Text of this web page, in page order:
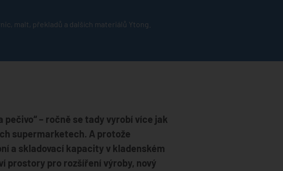
malt, překladů a dalších materiálů Ytong.
pečivo“ – ročně se tady vyrobí více jak
supermarketech. A protože
a skladovací kapacity v kladenském
prostory pro rozšíření výroby, nový